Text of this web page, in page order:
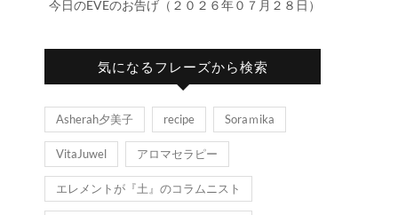
今日のEVEのお告げ（２０２６年０７月２８日）
気になるフレーズから検索
Asherah夕美子 recipe Soraｍika
VitaJuwel アロマセラピー
エレメントが『土』のコラムニスト